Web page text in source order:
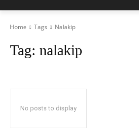
Home Tags Nalakip
Tag: nalakip
No posts to display